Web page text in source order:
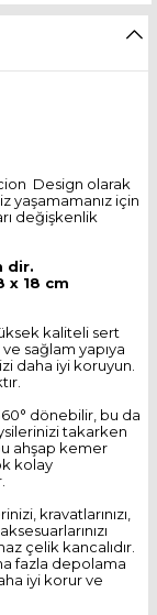
Design olarak
yaşamamanız için
değişkenlik
dir.
x 18 cm
kaliteli sert
sağlam yapıya
daha iyi koruyun.
dönebilir, bu da
takarken
ahşap kemer
kolay
kravatlarınızı,
çelik kancalıdır.
fazla depolama
iyi korur ve